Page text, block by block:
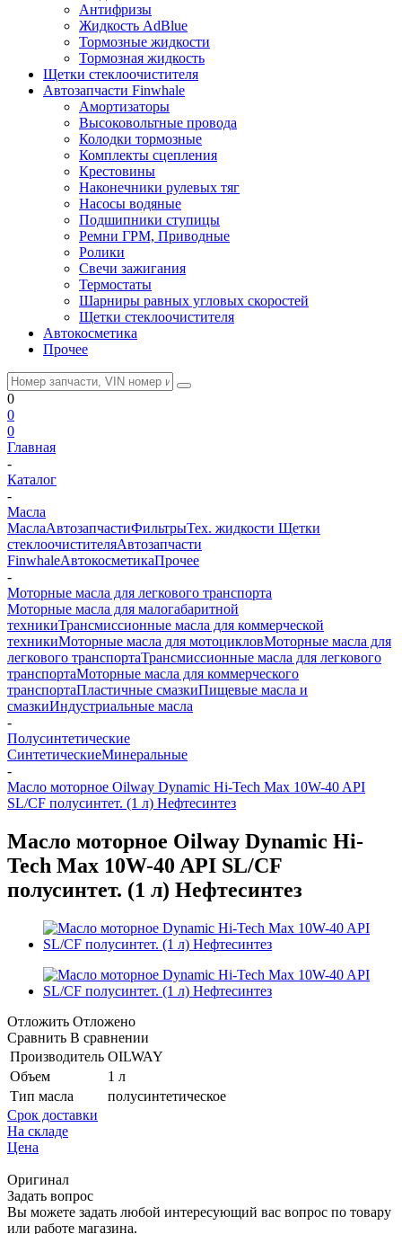
Антифризы
Жидкость AdBlue
Тормозные жидкости
Тормозная жидкость
Щетки стеклоочистителя
Автозапчасти Finwhale
Амортизаторы
Высоковольтные провода
Колодки тормозные
Комплекты сцепления
Крестовины
Наконечники рулевых тяг
Насосы водяные
Подшипники ступицы
Ремни ГРМ, Приводные
Ролики
Свечи зажигания
Термостаты
Шарниры равных угловых скоростей
Щетки стеклоочистителя
Автокосметика
Прочее
0
0
0
Главная
-
Каталог
-
Масла
МаслаАвтозапчастиФильтрыТех. жидкости Щетки
стеклоочистителяАвтозапчасти
FinwhaleАвтокосметикаПрочее
-
Моторные масла для легкового транспорта
Моторные масла для малогабаритной
техникиТрансмиссионные масла для коммерческой
техникиМоторные масла для мотоцикловМоторные масла для
легкового транспортаТрансмиссионные масла для легкового
транспортаМоторные масла для коммерческого
транспортаПластичные смазкиПищевые масла и
смазкиИндустриальные масла
-
Полусинтетические
СинтетическиеМинеральные
-
Масло моторное Oilway Dynamic Hi-Tech Max 10W-40 API
SL/CF полусинтет. (1 л) Нефтесинтез
Масло моторное Oilway Dynamic Hi-
Tech Max 10W-40 API SL/CF
полусинтет. (1 л) Нефтесинтез
Отложить Отложено
Сравнить В сравнении
Производитель OILWAY
Объем
1 л
Тип масла
полусинтетическое
Срок доставки
На складе
Цена
Оригинал
Задать вопрос
Вы можете задать любой интересующий вас вопрос по товару
или работе магазина.